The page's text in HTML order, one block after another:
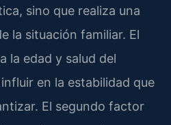
sino que realiza una
la situación familiar. El
la edad y salud del
en la estabilidad que
El segundo factor